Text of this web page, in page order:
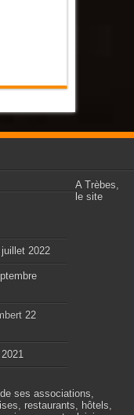
2022
22
A Trèbes,
le site
ses associations,
restaurants, hôtels,